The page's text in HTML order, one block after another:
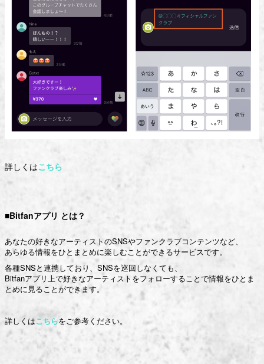
詳しくはこちら
■Bitfanアプリ とは？
あなたの好きなアーティストのSNSやファンクラブコンテンツなど、
あらゆる情報をひとまとめに楽しむことができるサービスです。
各種SNSと連携しており、SNSを巡回しなくても、
Bitfanアプリ上で好きなアーティストをフォローすることで情報をひとま
とめに見ることができます。
詳しくはこちらをご参考ください。